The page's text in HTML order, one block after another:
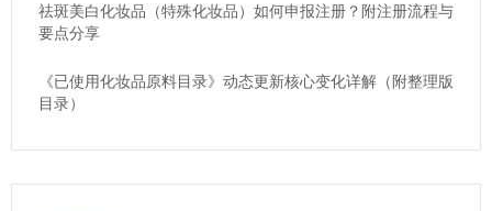
祛斑美白化妆品（特殊化妆品）如何申报注册？附注册流程与
要点分享
《已使用化妆品原料目录》动态更新核心变化详解（附整理版
目录）